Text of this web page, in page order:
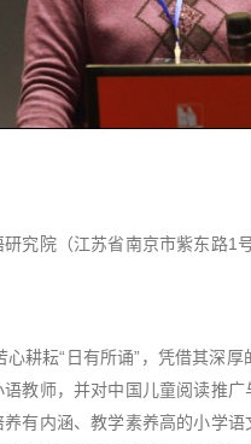
研究院（江苏省南京市紫东路1
耕耘“日有所诵”，凭借其深厚
教师，并对中国儿童阅读推
有内涵、教学素养高的小学